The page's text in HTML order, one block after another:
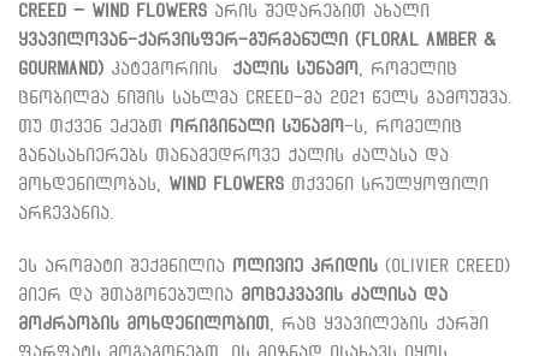
Creed – Wind Flowers არის შედარებით ახალი
ყვავილოვან-ქარვისფერ-გურმანული (Floral Amber &
Gourmand) კატეგორიის ქალის სუნამო
, რომელიც
ცნობილმა ნიშის სახლმა Creed-მა 2021 წელს გამოუშვა.
თუ თქვენ ეძებთ
ორიგინალი სუნამო -ს, რომელიც
განასახიერებს თანამედროვე ქალის ძალასა და
მოხდენილობას, Wind Flowers თქვენი სრულყოფილი
არჩევანია.
ეს არომატი შექმნილია ოლივიე კრიდის (Olivier Creed)
მიერ და შთაგონებულია მოცეკვავის ძალისა და
მოძრაობის მოხდენილობით
, რაც ყვავილების ქარში
ფარფატს მოგაგონებთ. ის მიზნად ისახავს იყოს